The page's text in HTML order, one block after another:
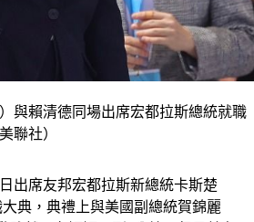
與賴清德同場出席宏都拉斯總統就職
聯社）
出席友邦宏都拉斯新總統卡斯楚
大典，典禮上與美國副總統賀錦麗